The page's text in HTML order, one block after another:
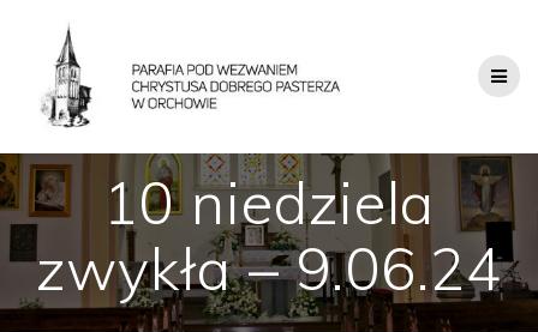
10 niedziela
zwykła – 9.06.24